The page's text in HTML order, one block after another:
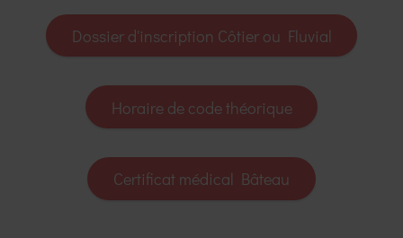
Dossier d'inscription Côtier ou Fluvial
Horaire de code théorique
Certificat médical Bâteau